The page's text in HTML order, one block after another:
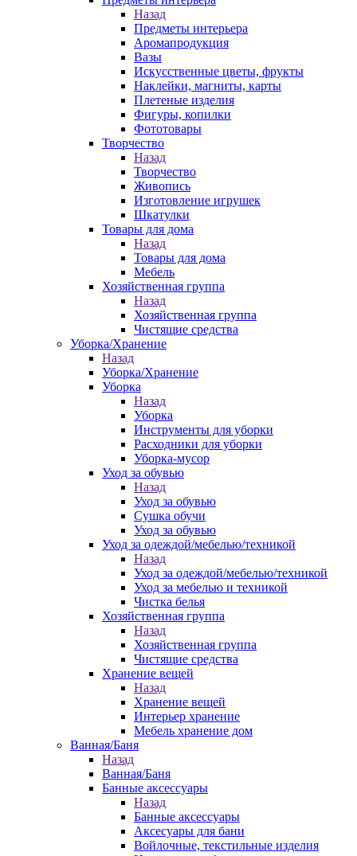
Назад
Предметы интерьера
Аромапродукция
Вазы
Искусственные цветы, фрукты
Наклейки, магниты, карты
Плетеные изделия
Фигуры, копилки
Фототовары
Творчество
Назад
Творчество
Живопись
Изготовление игрушек
Шкатулки
Товары для дома
Назад
Товары для дома
Мебель
Хозяйственная группа
Назад
Хозяйственная группа
Чистящие средства
Уборка/Хранение
Назад
Уборка/Хранение
Уборка
Назад
Уборка
Инструменты для уборки
Расходники для уборки
Уборка-мусор
Уход за обувью
Назад
Уход за обувью
Сушка обучи
Уход за обувью
Уход за одеждой/мебелью/техникой
Назад
Уход за одеждой/мебелью/техникой
Уход за мебелью и техникой
Чистка белья
Хозяйственная группа
Назад
Хозяйственная группа
Чистящие средства
Хранение вещей
Назад
Хранение вещей
Интерьер хранение
Мебель хранение дом
Ванная/Баня
Назад
Ванная/Баня
Банные аксессуары
Назад
Банные аксессуары
Аксесуары для бани
Войлочные, текстильные изделия